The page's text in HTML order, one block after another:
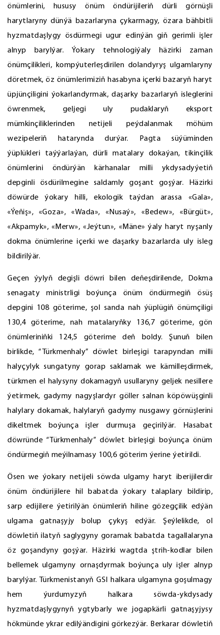
önümlerini, hususy önüm öndürijileriň dürli görnüşli
harytlaryny dünýä bazarlaryna çykarmagy, özara bähbitli
hyzmatdaşlygy ösdürmegi ugur edinýän giň gerimli işler
alnyp barylýar. Ýokary tehnologiýaly häzirki zaman
önümçilikleri, kompýuterleşdirilen dolandyryş ulgamlaryny
döretmek, öz önümlerimiziň hasabyna içerki bazaryň haryt
üpjünçiligini ýokarlandyrmak, daşarky bazarlaryň isleglerini
öwrenmek, geljegi uly pudaklaryň eksport
mümkinçiliklerinden netijeli peýdalanmak möhüm
wezipeleriň hatarynda durýar. Pagta süýüminden
ýüplükleri taýýarlaýan, dürli matalary dokaýan, tikinçilik
önümlerini öndürýän kärhanalar milli ykdysadyýetiň
depginli ösdürilmegine saldamly goşant goşýar. Häzirki
döwürde ýokary hilli, ekologik taýdan arassa «Gala»,
«Ýeňiş», «Goza», «Wada», «Nusaý», «Bedew», «Bürgüt»,
«Akpamyk», «Merw», «Jeýtun», «Mäne» ýaly haryt nyşanly
dokma önümlerine içerki we daşarky bazarlarda uly isleg
bildirilýär.
Geçen ýylyň degişli döwri bilen deňeşdirilende, Dokma
senagaty ministrligi boýunça önüm öndürmegiň ösüş
depgini 108 göterime, şol sanda nah ýüplügiň önümçiligi
130,4 göterime, nah matalaryňky 136,7 göterime, gön
önümleriniňki 124,5 göterime deň boldy. Şunuň bilen
birlikde, “Türkmenhaly” döwlet birleşigi tarapyndan milli
halyçylyk sungatyny gorap saklamak we kämilleşdirmek,
türkmen el halysyny dokamagyň usullaryny geljek nesillere
ýetirmek, gadymy nagyşlardyr göller salnan köpöwüşginli
halylary dokamak, halylaryň gadymy nusgawy görnüşlerini
dikeltmek boýunça işler durmuşa geçirilýär. Hasabat
döwründe “Türkmenhaly” döwlet birleşigi boýunça önüm
öndürmegiň meýilnamasy 100,6 göterim ýerine ýetirildi.
Ösen we ýokary netijeli söwda ulgamy haryt iberijilerdir
önüm öndürijilere hil babatda ýokary talaplary bildirip,
sarp edijilere ýetirilýän önümleriň hiline gözegçilik edýän
ulgama gatnaşyjy bolup çykyş edýär. Şeýlelikde, ol
döwletiň ilatyň saglygyny goramak babatda tagallalaryna
öz goşandyny goşýar. Häzirki wagtda ştrih-kodlar bilen
bellemek ulgamyny ornaşdyrmak boýunça uly işler alnyp
barylýar. Türkmenistanyň GSI halkara ulgamyna goşulmagy
hem ýurdumyzyň halkara söwda-ykdysady
hyzmatdaşlygynyň ygtybarly we jogapkärli gatnaşyjysy
hökmünde ykrar edilýändigini görkezýär. Berkarar döwletiň